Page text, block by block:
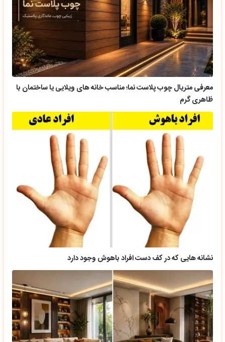
معرفی متریال چوب پلاست نما؛ مناسب خانه های ویلایی یا ساختمان با
ظاهری گرم
نشانه هایی که در کف دست افراد باهوش وجود دارد